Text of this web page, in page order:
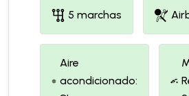
5 marchas
Aire
acondicionado: